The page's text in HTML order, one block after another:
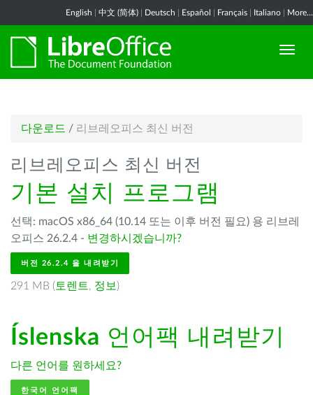
English 中文 (简体) Deutsch Español Français Italiano More...
다운로드 / 리브레오피스 최신 버전
리브레오피스 최신 버전
기본 설치 프로그램
선택: macOS x86_64 (10.14 또는 이후 버전 필요) 용 리브레
오피스 26.2.4 - 변경하시겠습니까?
버전 26.2.4 을 내려받기
291 MB ( 토렌트, 정보 )
Íslenska 언어팩 내려받기
다른 언어를 원하세요?
한국어 언어팩